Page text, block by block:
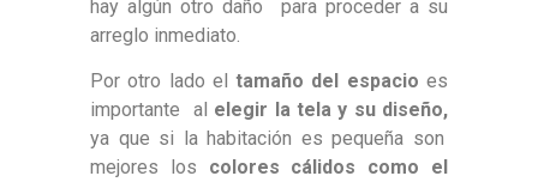
hay algún otro daño para proceder a su
arreglo inmediato.
Por otro lado eltamaño del espacio es
importante al elegir la tela y su diseño,
ya que si la habitación es pequeña son
mejores los colores cálidos como el